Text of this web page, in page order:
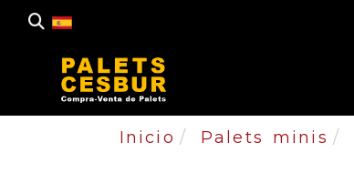
Inicio Palets minis